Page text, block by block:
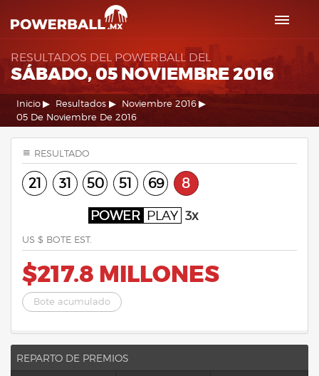
RESULTADOS DEL POWERBALL DEL
SÁBADO, 05 NOVIEMBRE 2016
Inicio Resultados
Noviembre 2016
05 De Noviembre De 2016
RESULTADO
21 31 50 51 69 8
POWER PLAY 3x
US $ BOTE EST.
$217.8 MILLONES
Bote acumulado
REPARTO DE PREMIOS